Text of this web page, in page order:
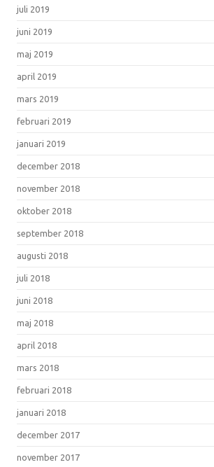
juli 2019
juni 2019
maj 2019
april 2019
mars 2019
februari 2019
januari 2019
december 2018
november 2018
oktober 2018
september 2018
augusti 2018
juli 2018
juni 2018
maj 2018
april 2018
mars 2018
februari 2018
januari 2018
december 2017
november 2017